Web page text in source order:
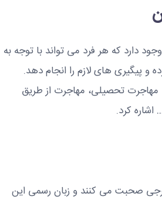
دارد که هر فرد می تواند با توجه به
و پیگیری های لازم را انجام دهد.
مهاجرت تحصیلی، مهاجرت از طریق
کرد.
صحبت می کنند و زبان رسمی این